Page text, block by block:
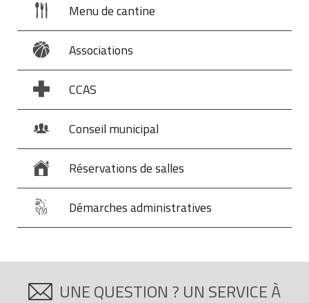
Menu de cantine
Associations
CCAS
Conseil municipal
Réservations de salles
Démarches administratives
UNE QUESTION ? UN SERVICE À